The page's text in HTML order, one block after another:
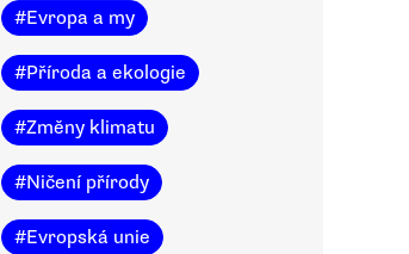
#Evropa a my
#Příroda a ekologie
#Změny klimatu
#Ničení přírody
#Evropská unie